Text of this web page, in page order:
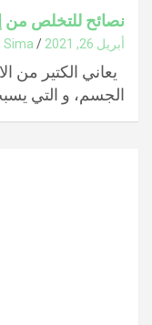
نصائح للتخلص من
أبريل 26, 2021 Sima
يعاني الكتير
الجسم، و التي